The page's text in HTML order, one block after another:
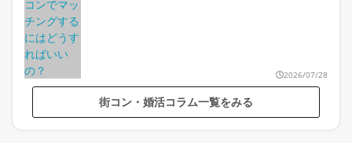
2026/07/28
街コン・婚活コラム一覧をみる